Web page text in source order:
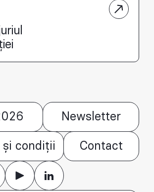
Newsletter
și condiții Contact